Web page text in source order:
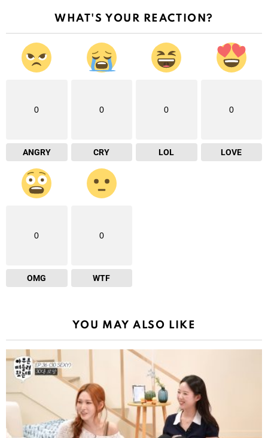
WHAT'S YOUR REACTION?
0
ANGRY
0
CRY
0
LOL
0
LOVE
0
OMG
0
WTF
YOU MAY ALSO LIKE